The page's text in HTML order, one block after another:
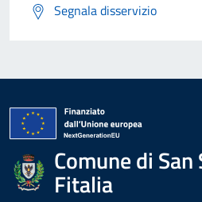
Segnala disservizio
Comune di
Fitalia